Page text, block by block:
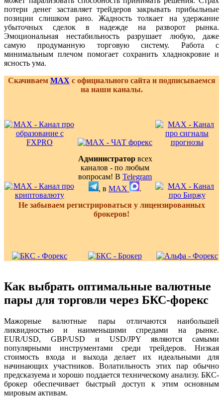
потери денег заставляет трейдеров закрывать прибыльные
позиции слишком рано. Жадность толкает на удержание
убыточных сделок в надежде на разворот рынка.
Эмоциональная нестабильность разрушает любую, даже
самую продуманную торговую систему. Работа с
минимальным плечом помогает сохранить хладнокровие и
ясность ума.
Скачиваем MAX с официального сайта и подписываемся
на наши каналы.
Администраторвсех
каналов - по любым
вопросам! В Telegram
, в MAX
.
Не забываем регистрироваться у лицензированных
брокеров!
Как выбрать оптимальные валютные
пары для торговли через БКС-форекс
Мажорные валютные пары отличаются наибольшей
ликвидностью и наименьшими спредами на рынке.
EUR/USD, GBP/USD и USD/JPY являются самыми
популярными инструментами среди трейдеров. Низкая
стоимость входа и выхода делает их идеальными для
начинающих участников. Волатильность этих пар обычно
предсказуема и хорошо поддается техническому анализу. БКС-
брокер обеспечивает быстрый доступ к этим основным
мировым активам.